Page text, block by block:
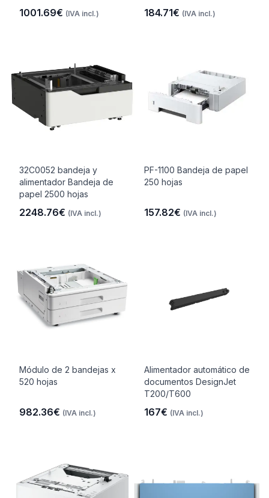
1001.69€ (IVA incl.) 184.71€ (IVA incl.)
32C0052 bandeja y
alimentador Bandeja de
papel 2500 hojas
2248.76€ (IVA incl.)
PF-1100 Bandeja de papel
250 hojas
157.82€ (IVA incl.)
Módulo de 2 bandejas x
520 hojas
982.36€ (IVA incl.)
Alimentador automático de
documentos DesignJet
T200/T600
167€ (IVA incl.)